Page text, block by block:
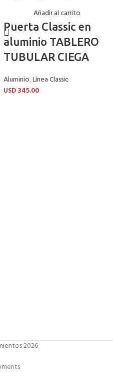
Añadir al carrito
Puerta Classic en
aluminio TABLERO
TUBULAR CIEGA
Aluminio,Línea Classic
USD345.00
2026